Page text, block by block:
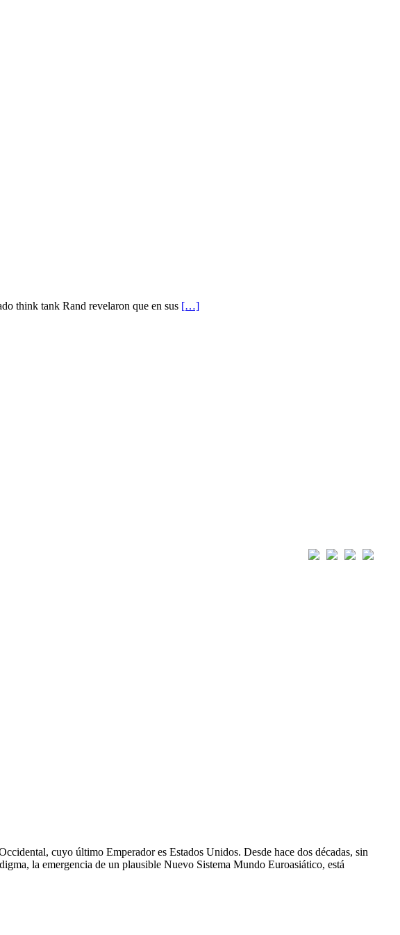
think tank Rand revelaron que en sus […]
cuyo último Emperador es Estados Unidos. Desde hace dos décadas, sin
la emergencia de un plausible Nuevo Sistema Mundo Euroasiático, está